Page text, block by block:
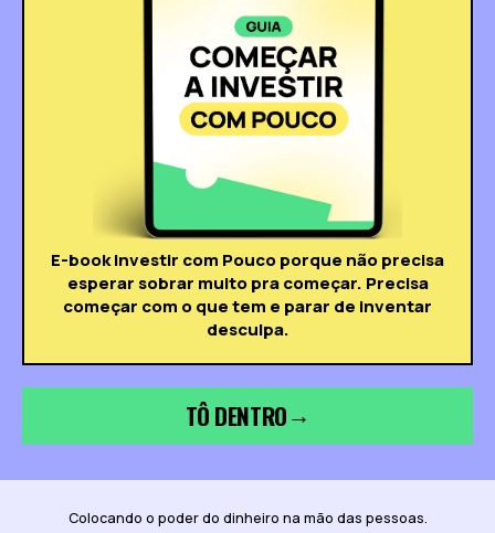
E-book Investir com Pouco porque não precisa
esperar sobrar muito pra começar. Precisa
começar com o que tem e parar de inventar
desculpa.
TÔ DENTRO→
Colocando o poder do dinheiro na mão das pessoas.